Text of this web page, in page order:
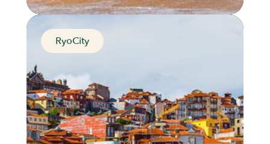
The Saint-Tropez of
Portugal
Albufeira, Portugal
Distance
Durée
RyoCity